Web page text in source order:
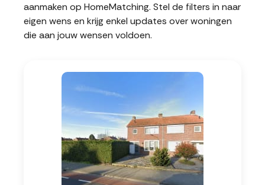
aanmaken op HomeMatching. Stel de filters in naar
eigen wens en krijg enkel updates over woningen
die aan jouw wensen voldoen.